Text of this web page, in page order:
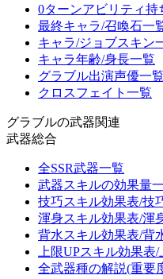
0ターンアビリティ持
最終キャラ/召喚石一
キャラ/ジョブスキン
キャラ年齢/身長一覧
グラブル出演声優一覧
クロスフェイト一覧
グラブルの武器関連
武器総合
全SSR武器一覧
武器スキルの効果量
技巧スキル効果表/技
渾身スキル効果表/渾
背水スキル効果表/背
上限UPスキル効果表
全武器種の解説(重要